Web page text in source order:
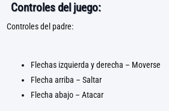
Controles del juego:
Controles del padre:
Flechas izquierda y derecha – Moverse
Flecha arriba – Saltar
Flecha abajo – Atacar